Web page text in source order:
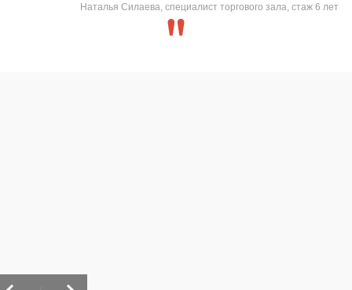
Наталья Силаева, специалист торгового зала, стаж 6 лет